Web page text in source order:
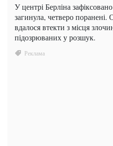
У центрі Берліна зафіксовано
загинула, четверо
вдалося втекти з місця
підозрюваних у розшук.